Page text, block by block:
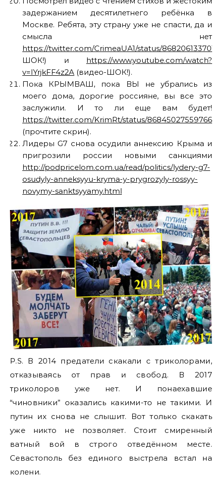
задержанием десятилетнего ребёнка в
Москве. Ребята, эту страну уже не спасти, да и
смысла нет
https://twitter.com/CrimeaUA1/status/
ШОК!) и https://www.youtube.com/watch?
v=IYrjkFF4z2A (видео-ШОК!).
Пока КРЫМВАШ, пока ВЫ не убрались из
моего дома, дорогие россияне, вы все это
заслужили. И то ли еще вам будет!
https://twitter.com/KrimRt/status/
(прочтите скрин).
Лидеры G7 снова осудили аннексию Крыма и
пригрозили россии новыми санкциями
http://podpricelom.com.ua/read/politics/lydery-g7-
osudyly-anneksyyu-kryma-y-prygrozyly-rossyy-
novymy-sanktsyyamy.html
P.S. В 2014 предатели скакали с триколорами,
отказываясь от прав и свобод. В 2017
триколоров уже нет. И понаехавшие
“чиновники” оказались какими-то не такими. И
путин их снова не слышит. Вот только скакать
уже никто не позволяет. Стоит смиренный
ватный вой в строго отведённом месте.
Севастополь без единого выстрела встал на
колени.